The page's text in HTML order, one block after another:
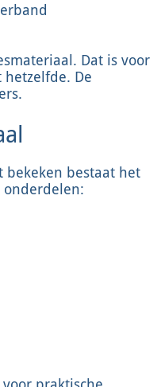
Dat is voor
De
bekeken bestaat het
onderdelen: